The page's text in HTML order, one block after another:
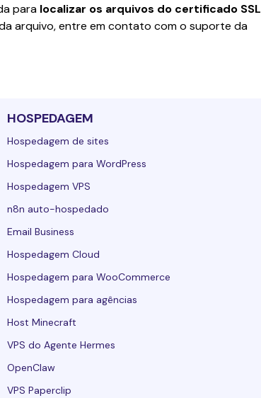
para localizar os arquivos do certificado SSL
arquivo, entre em contato com o suporte da
HOSPEDAGEM
Hospedagem de sites
Hospedagem para WordPress
Hospedagem VPS
n8n auto-hospedado
Email Business
Hospedagem Cloud
Hospedagem para WooCommerce
Hospedagem para agências
Host Minecraft
VPS do Agente Hermes
OpenClaw
VPS Paperclip